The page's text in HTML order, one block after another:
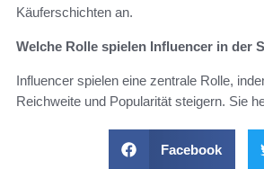
Käuferschichten an.
Welche Rolle spielen Influencer in der
Influencer spielen eine zentrale Rolle,
Reichweite und Popularität steigern. Sie
Facebook